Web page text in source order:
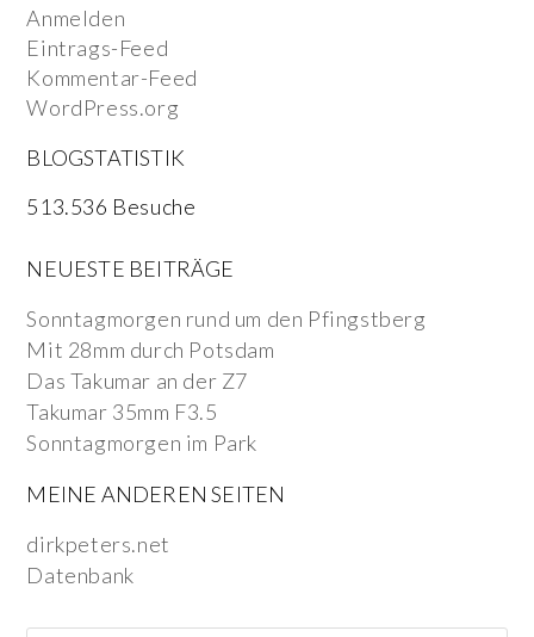
Anmelden
Eintrags-Feed
Kommentar-Feed
WordPress.org
BLOGSTATISTIK
513.536 Besuche
NEUESTE BEITRÄGE
Sonntagmorgen rund um den Pfingstberg
Mit 28mm durch Potsdam
Das Takumar an der Z7
Takumar 35mm F3.5
Sonntagmorgen im Park
MEINE ANDEREN SEITEN
dirkpeters.net
Datenbank